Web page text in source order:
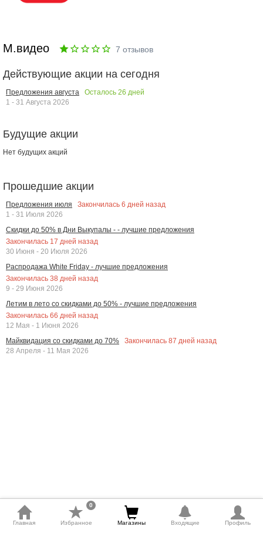
М.видео 7 отзывов
Действующие акции на сегодня
Предложения августа Осталось 26 дней
1 - 31 Августа 2026
Будущие акции
Нет будущих акций
Прошедшие акции
Предложения июля Закончилась 6 дней назад
1 - 31 Июля 2026
Скидки до 50% в Дни Выкупалы - - лучшие предложения
Закончилась 17 дней назад
30 Июня - 20 Июля 2026
Распродажа White Friday - лучшие предложения
Закончилась 38 дней назад
9 - 29 Июня 2026
Летим в лето со скидками до 50% - лучшие предложения
Закончилась 66 дней назад
12 Мая - 1 Июня 2026
Майквидация со скидками до 70%
Закончилась 87 дней назад
28 Апреля - 11 Мая 2026
Главная Избранное
0
Магазины Входящие Профиль